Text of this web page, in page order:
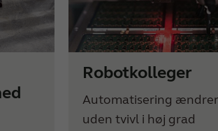
Robotkolleger
Automatisering ændrer
uden tvivl i høj grad